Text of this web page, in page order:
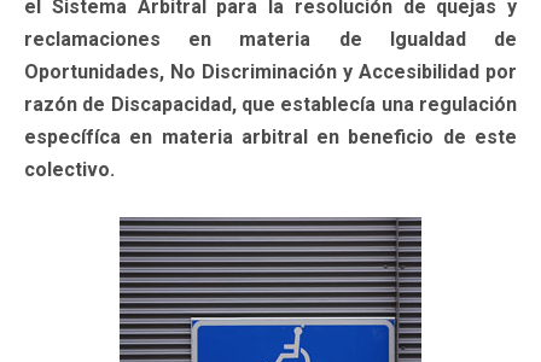
el Sistema Arbitral para la resolución de quejas y
reclamaciones en materia de Igualdad de
Oportunidades, No Discriminación y Accesibilidad por
razón de Discapacidad, que establecía una regulación
específíca en materia arbitral en beneficio de este
colectivo.